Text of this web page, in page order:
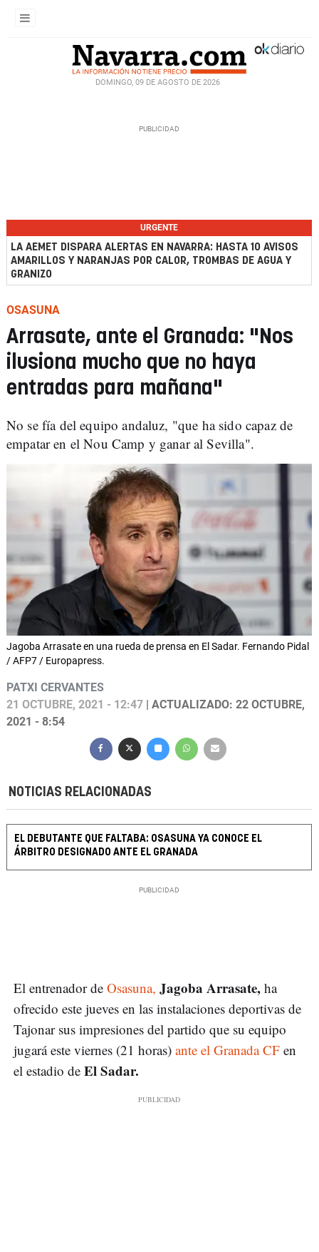
DOMINGO, 09 DE AGOSTO DE 2026
URGENTE
LA AEMET DISPARA ALERTAS EN NAVARRA: HASTA 10 AVISOS
AMARILLOS Y NARANJAS POR CALOR, TROMBAS DE AGUA Y
GRANIZO
OSASUNA
Arrasate, ante el Granada: "Nos
ilusiona mucho que no haya
entradas para mañana"
No se fía del equipo andaluz, "que ha sido capaz de
empatar en el Nou Camp y ganar al Sevilla".
Jagoba Arrasate en una rueda de prensa en El Sadar. Fernando Pidal
/ AFP7 / Europapress.
PATXI CERVANTES
21 OCTUBRE, 2021 - 12:47 | ACTUALIZADO: 22 OCTUBRE,
2021 - 8:54
NOTICIAS RELACIONADAS
EL DEBUTANTE QUE FALTABA: OSASUNA YA CONOCE EL
ÁRBITRO DESIGNADO ANTE EL GRANADA
El entrenador de Osasuna, Jagoba Arrasate, ha
ofrecido este jueves en las instalaciones deportivas de
Tajonar sus impresiones del partido que su equipo
jugará este viernes (21 horas) ante el Granada CF en
el estadio de El Sadar.